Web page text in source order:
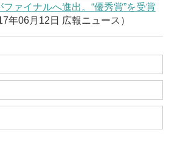
ァイナルへ進出。“優秀賞”を受賞
年06月12日 広報ニュース）